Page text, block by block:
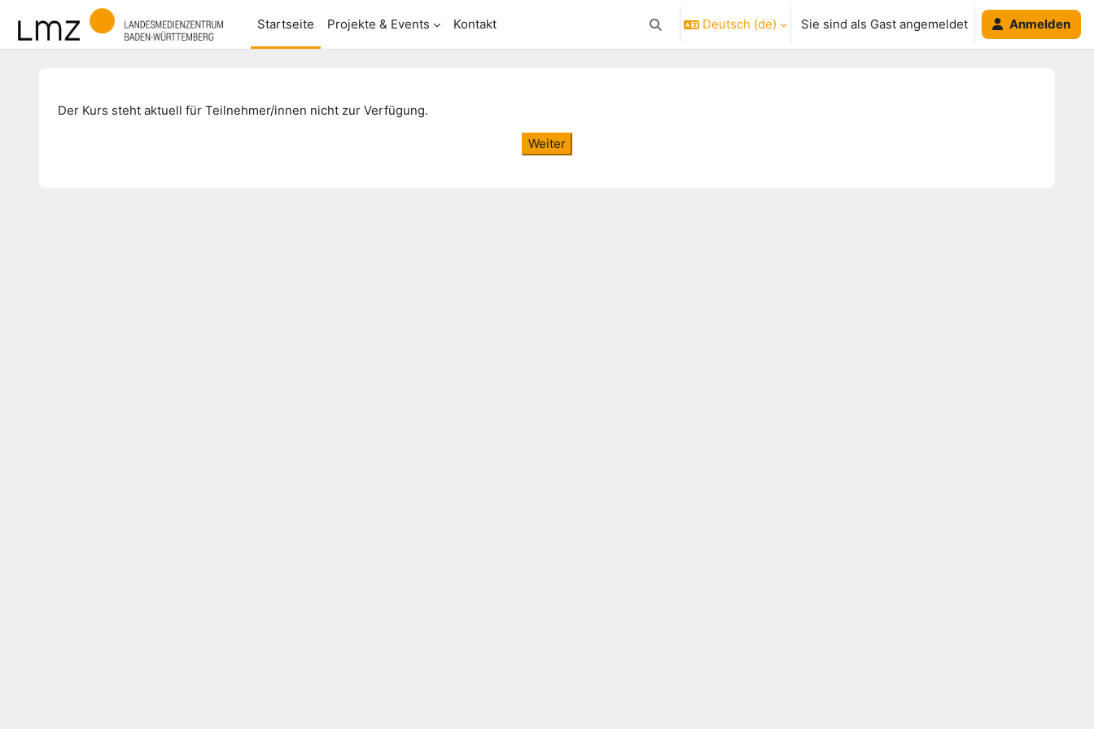
Zum Hauptinhalt
Startseite
Projekte & Events Kontakt Sucheingabe umschalten
Deutsch ‎(de)‎ Sie sind als Gast angemeldet Anmelden
Der Kurs steht aktuell für Teilnehmer/innen nicht zur Verfügung.
Weiter